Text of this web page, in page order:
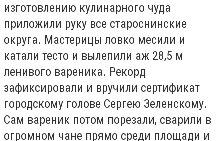
изготовлению кулинарного чуда
приложили руку все староснинские
округа. Мастерицы ловко месили и
катали тесто и вылепили аж 28,5 м
ленивого вареника. Рекорд
зафиксировали и вручили сертификат
городскому голове Сергею Зеленскому.
Сам вареник потом порезали, сварили в
огромном чане прямо среди площади и